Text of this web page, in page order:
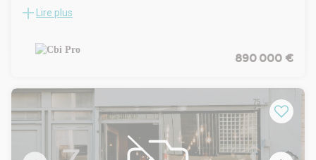
Situé en bordure de départementale avec un belle visibilité,
composé de 700 m² de surface de vente et de 500 m² de
réserve en rez de chaussée et 300 en r-1.
conditions.
Il bénéficie d'un total de 25 places de stationnement
privatives pour la clientèle en aérien, et 25 places en sous-
En sous sol , la réserve mesure 300 m², accessible via un quai
Lire plus
890 000 €